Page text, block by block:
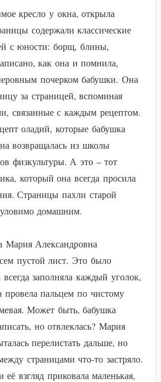
кресло у окна, открыла
содержали классические
с юности: борщ, блины,
как она и помнила,
почерком бабушки. Она
за страницей, вспоминая
связанные с каждым рецептом.
оладий, которые бабушка
возвращалась из школы
физкультуры. А это – тот
который она всегда просила
Страницы пахли старой
домашним.
Мария Александровна
пустой лист. Это было
заполняла каждый уголок,
провела пальцем по чистому
Может быть, бабушка
но отвлеклась? Мария
перелистать дальше, но
страницами что-то застряло.
взгляд приковала маленькая,